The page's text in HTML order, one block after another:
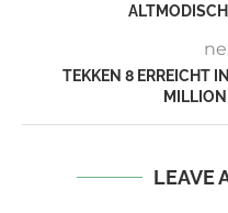
TEKKEN 8 ERREICHT
LEAVE